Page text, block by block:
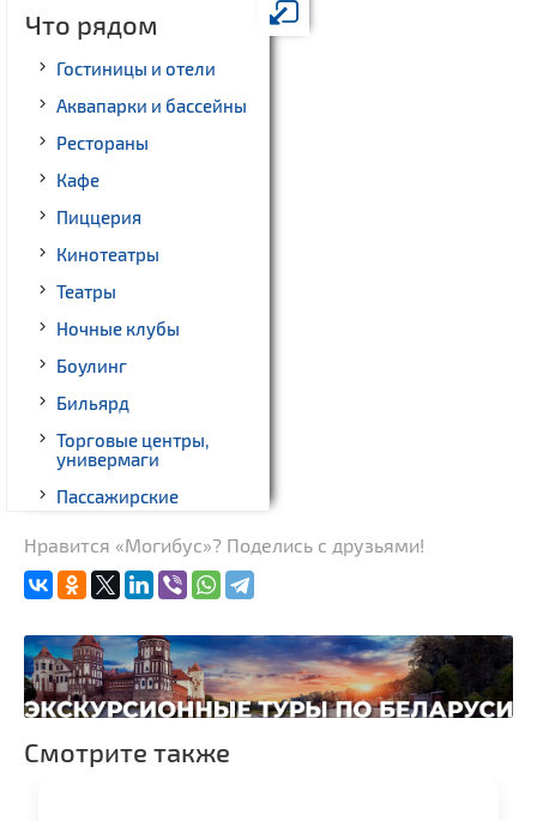
Что рядом
Гостиницы и отели
Аквапарки и бассейны
Рестораны
Кафе
Пиццерия
Кинотеатры
Театры
Ночные клубы
Боулинг
Бильярд
Торговые центры,
универмаги
Пассажирские
Гражданская
архитектура
Церкви
Музеи
Производства
Военная история
Нравится «Могибус»? Поделись с друзьями!
Смотрите также